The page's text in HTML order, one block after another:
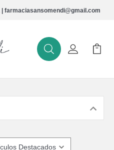
| farmaciasansomendi@gmail.com
BuscarMi Cuenta
Mi